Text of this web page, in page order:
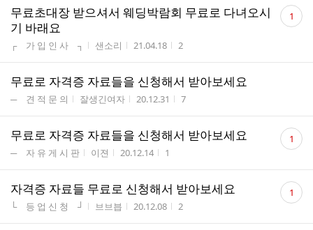
무료초대장 받으셔서 웨딩박람회 무료로 다녀오시
기 바래요
게시판명
┌ 가 입 인 사 ┐ 작성자
샌소리 작성시간
21.04.18 조회수
2
댓
글 1
무료로 자격증 자료들을 신청해서 받아보세요
게시판명
─ 견 적 문 의 작성자
잘생긴여자 작성시간
20.12.31 조회수
7
무료로 자격증 자료들을 신청해서 받아보세요
게시판명
─ 자 유 게 시 판 작성자
이젼 작성시간
20.12.14 조회수
1
댓
글 1
자격증 자료들 무료로 신청해서 받아보세요
게시판명
└ 등 업 신 청 ┘ 작성자
브브븝 작성시간
20.12.08 조회수
2
댓
글 1